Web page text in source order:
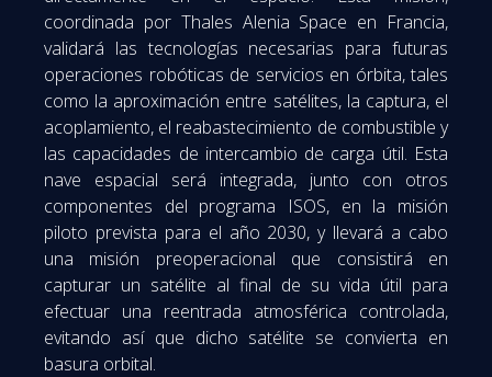
coordinada por Thales Alenia Space en Francia,
validará las tecnologías necesarias para futuras
operaciones robóticas de servicios en órbita, tales
como la aproximación entre satélites, la captura, el
acoplamiento, el reabastecimiento de combustible y
las capacidades de intercambio de carga útil. Esta
nave espacial será integrada, junto con otros
componentes del programa ISOS, en la misión
piloto prevista para el año 2030, y llevará a cabo
una misión preoperacional que consistirá en
capturar un satélite al final de su vida útil para
efectuar una reentrada atmosférica controlada,
evitando así que dicho satélite se convierta en
basura orbital.